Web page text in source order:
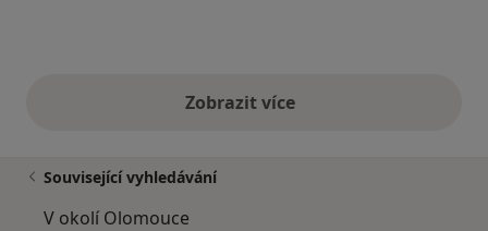
Zobrazit vícevýše uvedené názory
Související vyhledávání
V okolí Olomouce